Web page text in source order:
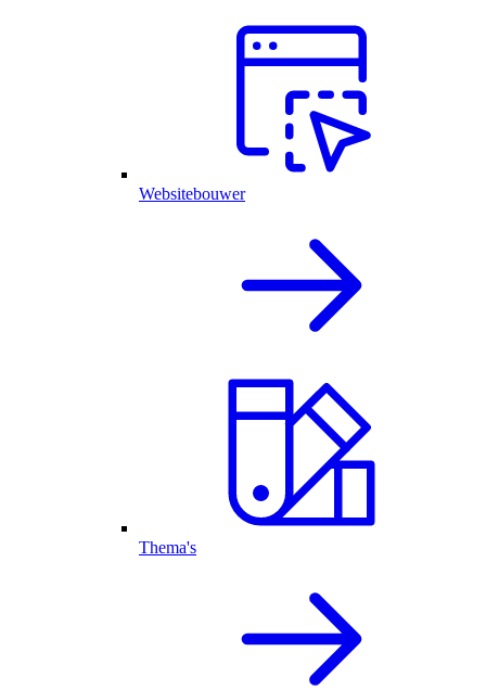
Websitebouwer
Thema's